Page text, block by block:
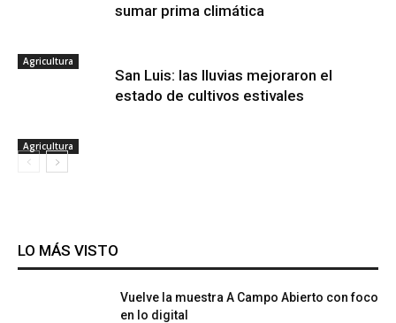
Agricultura
sumar prima climática
Agricultura
San Luis: las lluvias mejoraron el
estado de cultivos estivales
LO MÁS VISTO
Vuelve la muestra A Campo Abierto con foco
en lo digital